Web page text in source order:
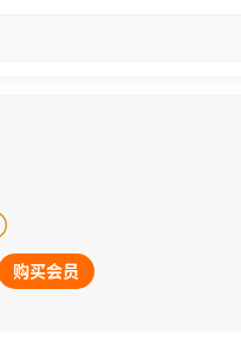
购买会员